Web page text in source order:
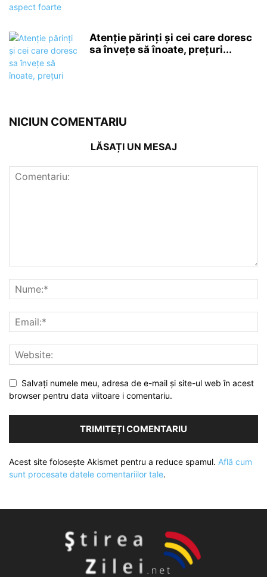
Atenție părinți și cei care doresc
sa învețe să înoate, prețuri...
NICIUN COMENTARIU
LĂSAȚI UN MESAJ
Salvați numele meu, adresa de e-mail și site-ul web în acest
browser pentru data viitoare i comentariu.
Acest site folosește Akismet pentru a reduce spamul. Află cum
sunt procesate datele comentariilor tale.